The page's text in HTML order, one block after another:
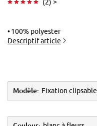
(2) >
100% polyester
Descriptif article
Modèle: Fixation clipsable